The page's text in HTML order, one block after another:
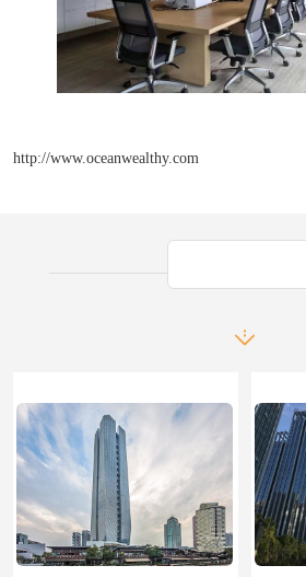
http://www.oceanwealthy.com